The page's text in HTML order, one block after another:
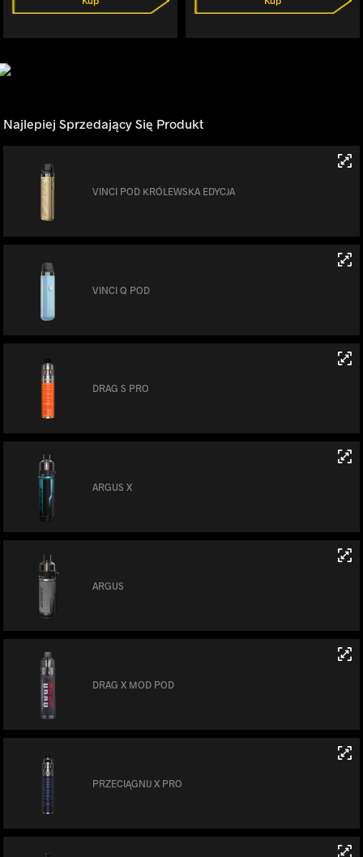
Najlepiej Sprzedający Się Produkt
VINCI POD KRÓLEWSKA EDYCJA
VINCI Q POD
DRAG S PRO
ARGUS X
ARGUS
DRAG X MOD POD
PRZECIĄGNIJ X PRO